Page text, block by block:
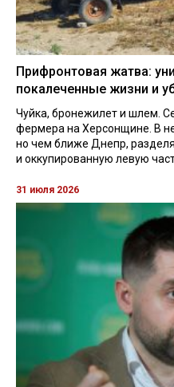
Прифронтовая жатва:
покалеченные жизни и
Чуйка, бронежилет и шлем.
фермера на Херсонщине. В
но чем ближе Днепр,
и оккупированную левую
31 июля 2026